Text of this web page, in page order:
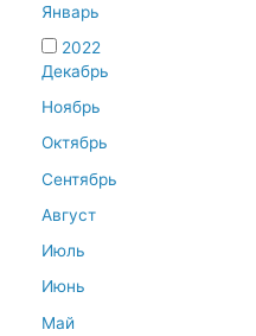
Январь
2022
Декабрь
Ноябрь
Октябрь
Сентябрь
Август
Июль
Июнь
Май